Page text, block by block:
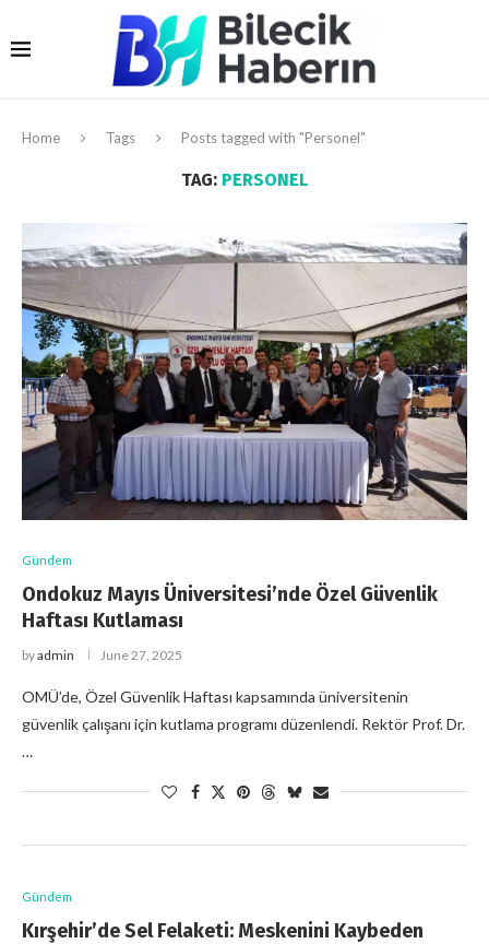
Home Tags Posts tagged with "Personel"
TAG: PERSONEL
Gündem
Ondokuz Mayıs Üniversitesi’nde Özel Güvenlik
Haftası Kutlaması
byadmin June 27, 2025
OMÜ’de, Özel Güvenlik Haftası kapsamında üniversitenin
güvenlik çalışanı için kutlama programı düzenlendi. Rektör Prof. Dr.
…
Gündem
Kırşehir’de Sel Felaketi: Meskenini Kaybeden